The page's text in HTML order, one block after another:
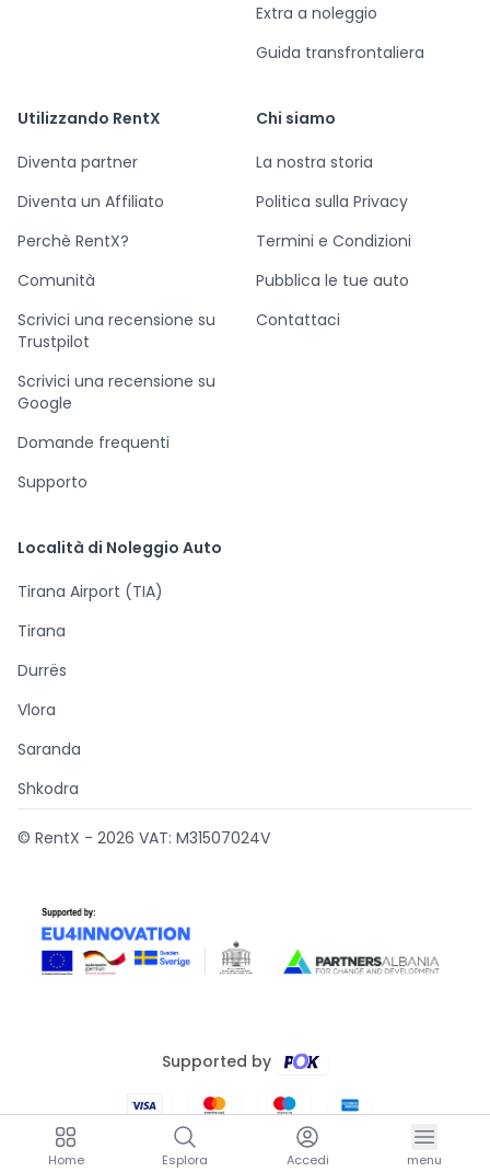
Home Esplora Accedi menu
Extra a noleggio
Guida transfrontaliera
Utilizzando RentX
Diventa partner
Diventa un Affiliato
Perchè RentX?
Comunità
Scrivici una recensione su
Trustpilot
Scrivici una recensione su
Google
Domande frequenti
Supporto
Chi siamo
La nostra storia
Politica sulla Privacy
Termini e Condizioni
Pubblica le tue auto
Contattaci
Località di Noleggio Auto
Tirana Airport (TIA)
Tirana
Durrës
Vlora
Saranda
Shkodra
© RentX - 2026 VAT: M31507024V
Supported by